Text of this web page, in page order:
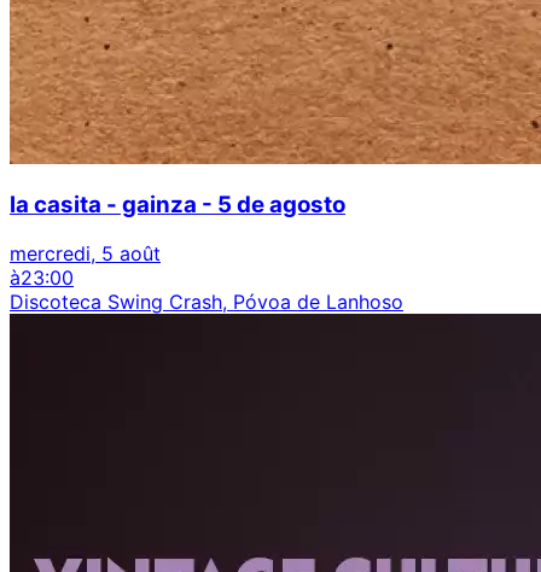
la casita - gainza - 5 de agosto
mercredi, 5 août
à23:00
Discoteca Swing Crash, Póvoa de Lanhoso